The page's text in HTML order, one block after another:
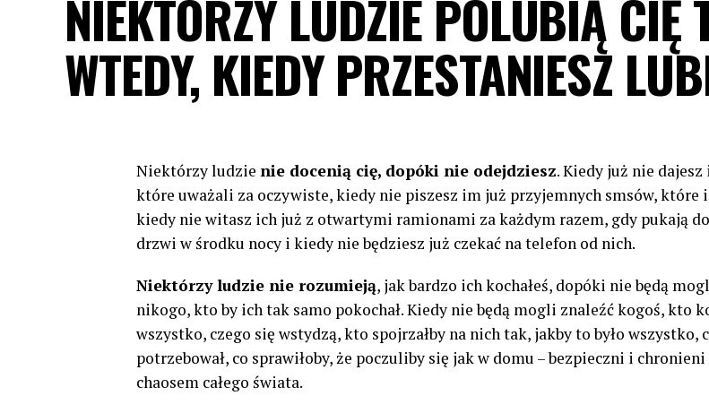
NIEKTÓRZY LUDZIE POLUBIĄ CIĘ
WTEDY, KIEDY PRZESTANIESZ
Niektórzy ludzie nie docenią cię, dopóki nie odejdziesz. Kiedy już nie
które uważali za oczywiste, kiedy nie piszesz im już przyjemnych smsów, które
kiedy nie witasz ich już z otwartymi ramionami za każdym razem, gdy pukają
drzwi w środku nocy i kiedy nie będziesz już czekać na telefon od nich.
Niektórzy ludzie nie rozumieją, jak bardzo ich kochałeś, dopóki nie będą
nikogo, kto by ich tak samo pokochał. Kiedy nie będą mogli znaleźć kogoś, kto
wszystko, czego się wstydzą, kto spojrzałby na nich tak, jakby to było wszystko,
potrzebował, co sprawiłoby, że poczuliby się jak w domu – bezpieczni i
chaosem całego świata.